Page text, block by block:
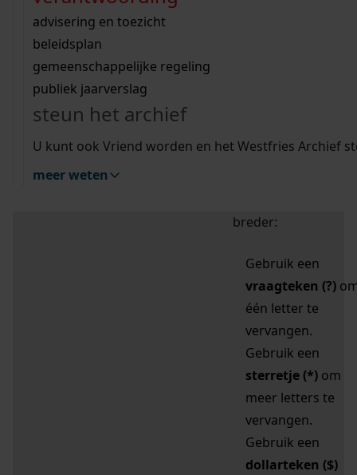
bouwvergunningen
omgevingsvergunningen
vergunningen
beeld en geluid
uitleg nodig?
Wij helpen u op weg met een aantal zoektips.
bekijk alle zoektips
Wij helpen u op weg met een aantal zoektips.
bekijk alle zoektips
bekijk ons geschiedenislokaal
advisering en toezicht
beleidsplan
gemeenschappelijke regeling
publiek jaarverslag
steun het archief
U kunt ook Vriend worden en het Westfries Archief
meer weten
zoektips
Mijn Studiezaal (inloggen)
uw zoekopdracht te
breder:
Gebruik een
vraagteken (?)
één letter te
vervangen.
Gebruik een
sterretje (*) om
meer letters te
vervangen.
Gebruik een
dollarteken ($)